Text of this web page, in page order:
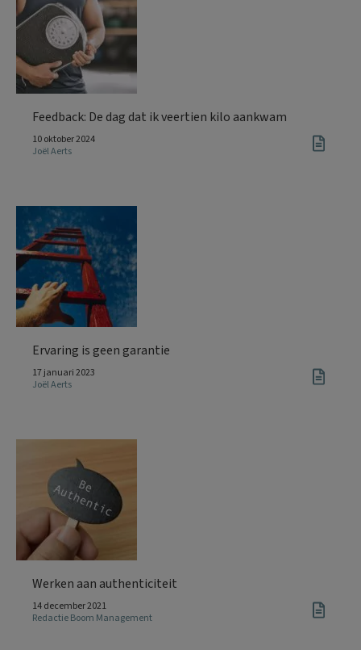
Feedback: De dag dat ik veertien kilo aankwam
10 oktober 2024
Joël Aerts
Ervaring is geen garantie
17 januari 2023
Joël Aerts
Werken aan authenticiteit
14 december 2021
Redactie Boom Management